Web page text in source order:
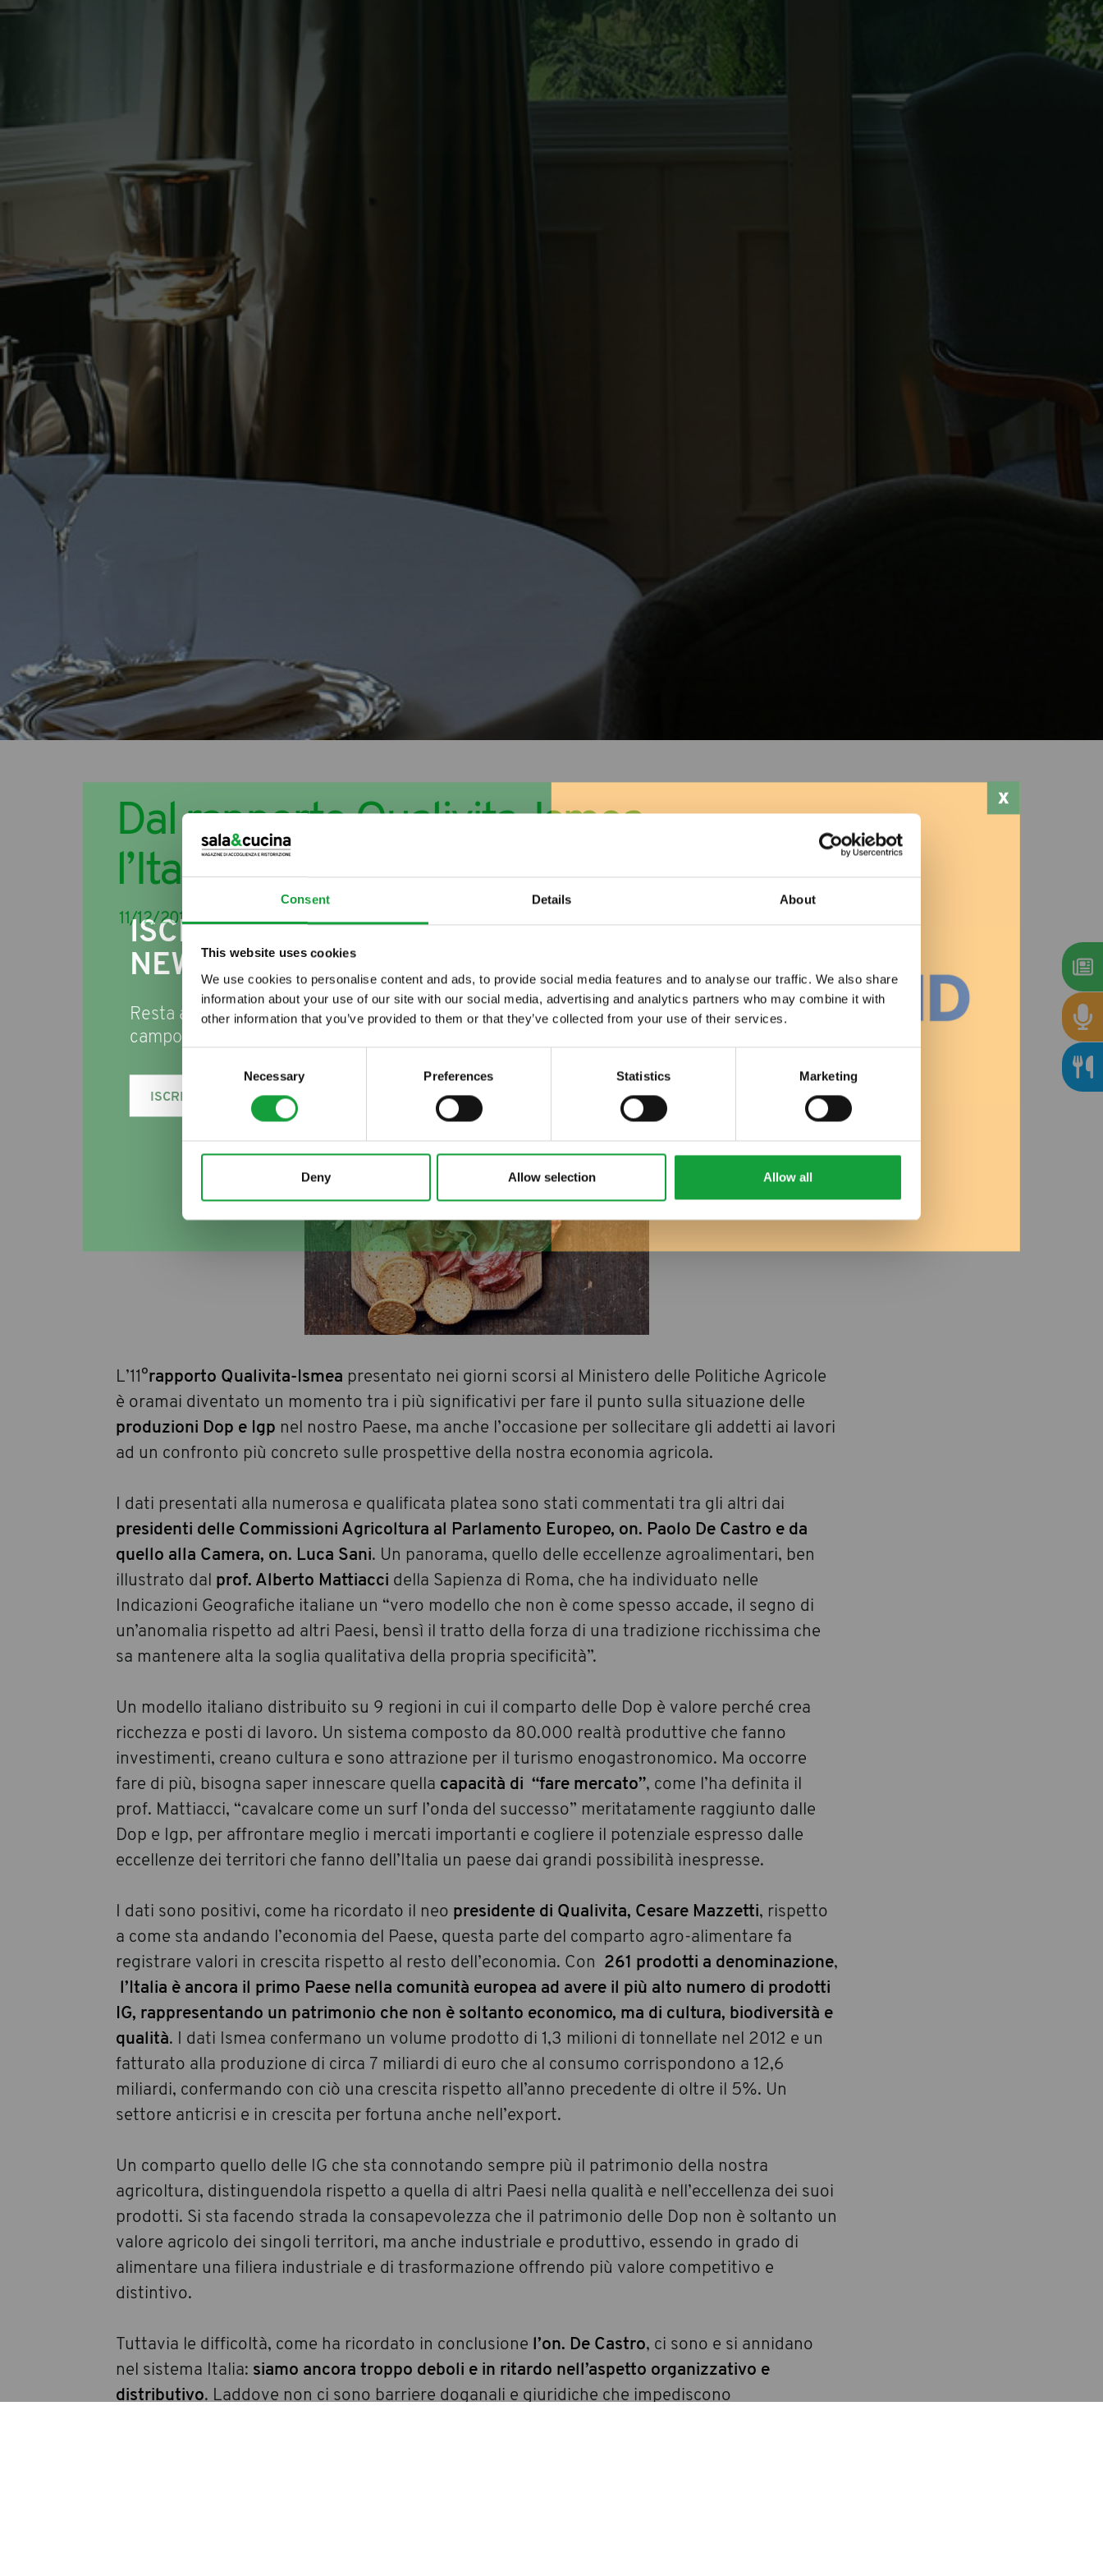
Consent Details About
This website uses cookies
We use cookies to personalise content and ads, to provide social media features and to analyse our traffic. We also share
information about your use of our site with our social media, advertising and analytics partners who may combine it with
other information that you’ve provided to them or that they’ve collected from your use of their services.
Selection
Necessary Preferences Statistics Marketing
Deny Allow selection Allow all
Dal rapporto Qualivita-Ismea,
l’Italia che funziona
11/12/2013
L’11°rapporto Qualivita-Ismea presentato nei giorni scorsi al Ministero delle Politiche Agricole
è oramai diventato un momento tra i più significativi per fare il punto sulla situazione delle
produzioni Dop e Igp nel nostro Paese, ma anche l’occasione per sollecitare gli addetti ai lavori
ad un confronto più concreto sulle prospettive della nostra economia agricola.
I dati presentati alla numerosa e qualificata platea sono stati commentati tra gli altri dai
presidenti delle Commissioni Agricoltura al Parlamento Europeo, on. Paolo De Castro e da
quello alla Camera, on. Luca Sani. Un panorama, quello delle eccellenze agroalimentari, ben
illustrato dal prof. Alberto Mattiacci della Sapienza di Roma, che ha individuato nelle
Indicazioni Geografiche italiane un “vero modello che non è come spesso accade, il segno di
un’anomalia rispetto ad altri Paesi, bensì il tratto della forza di una tradizione ricchissima che
sa mantenere alta la soglia qualitativa della propria specificità”.
Un modello italiano distribuito su 9 regioni in cui il comparto delle Dop è valore perché crea
ricchezza e posti di lavoro. Un sistema composto da 80.000 realtà produttive che fanno
investimenti, creano cultura e sono attrazione per il turismo enogastronomico. Ma occorre
fare di più, bisogna saper innescare quella capacità di “fare mercato”, come l’ha definita il
prof. Mattiacci, “cavalcare come un surf l’onda del successo” meritatamente raggiunto dalle
Dop e Igp, per affrontare meglio i mercati importanti e cogliere il potenziale espresso dalle
eccellenze dei territori che fanno dell’Italia un paese dai grandi possibilità inespresse.
I dati sono positivi, come ha ricordato il neo presidente di Qualivita, Cesare Mazzetti, rispetto
a come sta andando l’economia del Paese, questa parte del comparto agro-alimentare fa
registrare valori in crescita rispetto al resto dell’economia. Con 261 prodotti a denominazione,
l’Italia è ancora il primo Paese nella comunità europea ad avere il più alto numero di prodotti
IG, rappresentando un patrimonio che non è soltanto economico, ma di cultura, biodiversità e
qualità. I dati Ismea confermano un volume prodotto di 1,3 milioni di tonnellate nel 2012 e un
fatturato alla produzione di circa 7 miliardi di euro che al consumo corrispondono a 12,6
miliardi, confermando con ciò una crescita rispetto all’anno precedente di oltre il 5%. Un
settore anticrisi e in crescita per fortuna anche nell’export.
Un comparto quello delle IG che sta connotando sempre più il patrimonio della nostra
agricoltura, distinguendola rispetto a quella di altri Paesi nella qualità e nell’eccellenza dei suoi
prodotti. Si sta facendo strada la consapevolezza che il patrimonio delle Dop non è soltanto un
valore agricolo dei singoli territori, ma anche industriale e produttivo, essendo in grado di
alimentare una filiera industriale e di trasformazione offrendo più valore competitivo e
distintivo.
Tuttavia le difficoltà, come ha ricordato in conclusione l’on. De Castro, ci sono e si annidano
nel sistema Italia: siamo ancora troppo deboli e in ritardo nell’aspetto organizzativo e
distributivo. Laddove non ci sono barriere doganali e giuridiche che impediscono
ISCRIVITI ALLA
NEWSLETTER
Resta aggiornato su tutte le ultime novita nel
campo della ristorazione e del food.
ISCRIVITI